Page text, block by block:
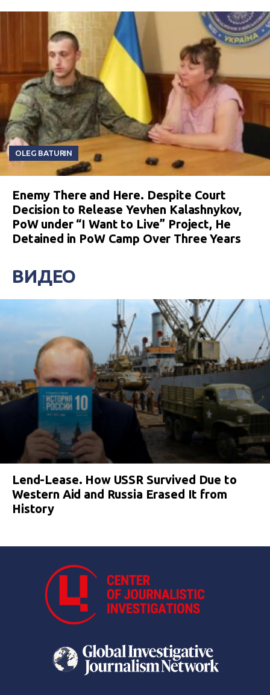
OLEG BATURIN
Enemy There and Here. Despite Court
Decision to Release Yevhen Kalashnykov,
PoW under “I Want to Live” Project, He
Detained in PoW Camp Over Three Years
ВИДЕО
Lend-Lease. How USSR Survived Due to
Western Aid and Russia Erased It from
History